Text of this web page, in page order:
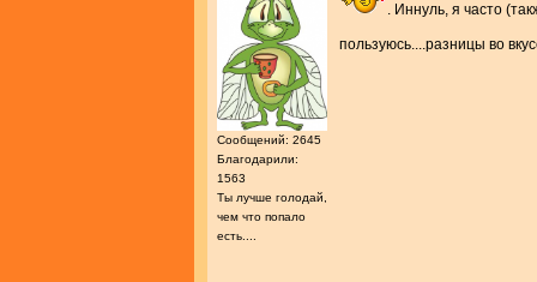
Сообщений: 2645
Благодарили:
1563
Ты лучше голодай,
чем что попало
есть....
. Иннуль, я часто
пользуюсь....разницы во